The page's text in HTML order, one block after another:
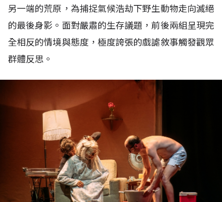
另一端的荒原，為捕捉氣候浩劫下野生動物走向滅絕
的最後身影。面對嚴肅的生存議題，前後兩組呈現完
全相反的情境與態度，極度誇張的戲謔敘事觸發觀眾
群體反思。